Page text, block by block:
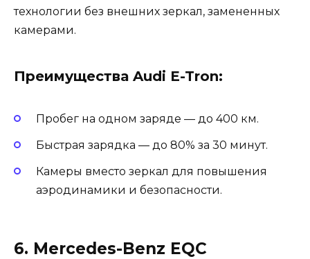
технологии без внешних зеркал, замененных
камерами.
Преимущества Audi E-Tron:
Пробег на одном заряде — до 400 км.
Быстрая зарядка — до 80% за 30 минут.
Камеры вместо зеркал для повышения
аэродинамики и безопасности.
6. Mercedes-Benz EQC